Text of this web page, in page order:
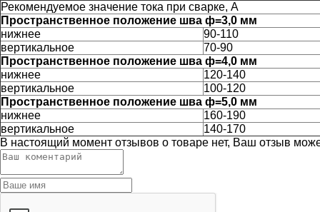
Рекомендуемое значение тока при сварке, А
Пространственное положение шва ф=3,0 мм
нижнее
90-110
вертикальное
70-90
Пространственное положение шва ф=4,0 мм
нижнее
120-140
вертикальное
100-120
Пространственное положение шва ф=5,0 мм
нижнее
160-190
вертикальное
140-170
В настоящий момент отзывов о товаре нет, Ваш отзыв